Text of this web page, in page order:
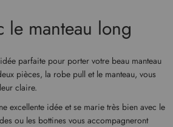
le manteau long
parfaite pour porter votre beau manteau
pièces, la robe pull et le manteau, vous
claire.
excellente idée et se marie très bien avec le
ou les bottines vous accompagneront